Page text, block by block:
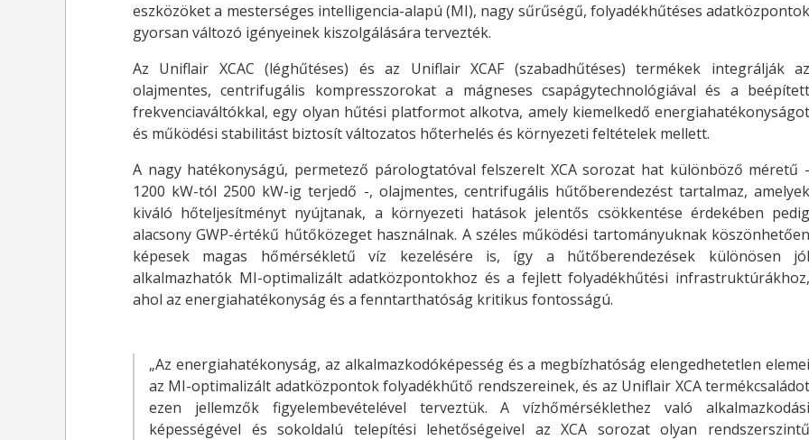
eszközöket a mesterséges intelligencia-alapú (MI), nagy sűrűségű, folyadékhűtéses adatközpontok
gyorsan változó igényeinek kiszolgálására tervezték.
Az Uniflair XCAC (léghűtéses) és az Uniflair XCAF (szabadhűtéses) termékek integrálják az
olajmentes, centrifugális kompresszorokat a mágneses csapágytechnológiával és a beépített
frekvenciaváltókkal, egy olyan hűtési platformot alkotva, amely kiemelkedő energiahatékonyságot
és működési stabilitást biztosít változatos hőterhelés és környezeti feltételek mellett.
A nagy hatékonyságú, permetező párologtatóval felszerelt XCA sorozat hat különböző méretű -
1200 kW-tól 2500 kW-ig terjedő -, olajmentes, centrifugális hűtőberendezést tartalmaz, amelyek
kiváló hőteljesítményt nyújtanak, a környezeti hatások jelentős csökkentése érdekében pedig
alacsony GWP-értékű hűtőközeget használnak. A széles működési tartományuknak köszönhetően
képesek magas hőmérsékletű víz kezelésére is, így a hűtőberendezések különösen jól
alkalmazhatók MI-optimalizált adatközpontokhoz és a fejlett folyadékhűtési infrastruktúrákhoz,
ahol az energiahatékonyság és a fenntarthatóság kritikus fontosságú.
„Az energiahatékonyság, az alkalmazkodóképesség és a megbízhatóság elengedhetetlen elemei
az MI-optimalizált adatközpontok folyadékhűtő rendszereinek, és az Uniflair XCA termékcsaládot
ezen jellemzők figyelembevételével terveztük. A vízhőmérséklethez való alkalmazkodási
képességével és sokoldalú telepítési lehetőségeivel az XCA sorozat olyan rendszerszintű